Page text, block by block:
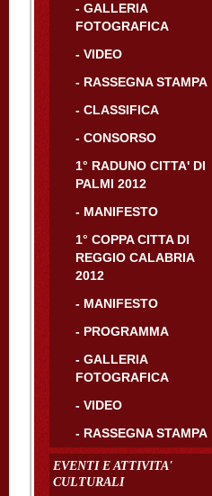
- GALLERIA
FOTOGRAFICA
- VIDEO
- RASSEGNA STAMPA
- CLASSIFICA
- CONSORSO
1° RADUNO CITTA' DI
PALMI 2012
- MANIFESTO
1° COPPA CITTA DI
REGGIO CALABRIA
2012
- MANIFESTO
- PROGRAMMA
- GALLERIA
FOTOGRAFICA
- VIDEO
- RASSEGNA STAMPA
EVENTI E ATTIVITA'
CULTURALI